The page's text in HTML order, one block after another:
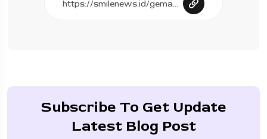
Subscribe To Get Update
Latest Blog Post